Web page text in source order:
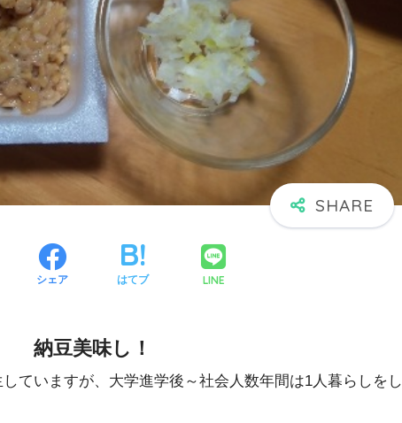
シェア はてブ LINE
納豆美味し！
ていますが、大学進学後～社会人数年間は1人暮らしをし